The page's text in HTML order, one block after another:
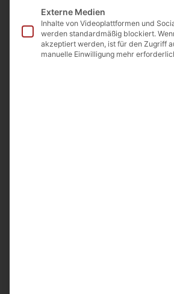
Beschreibung Zutaten
Allergene
Externe Medien
Inhalte von Videoplattformen und
werden standardmäßig blockiert.
akzeptiert werden, ist für den Zugriff
manuelle Einwilligung mehr